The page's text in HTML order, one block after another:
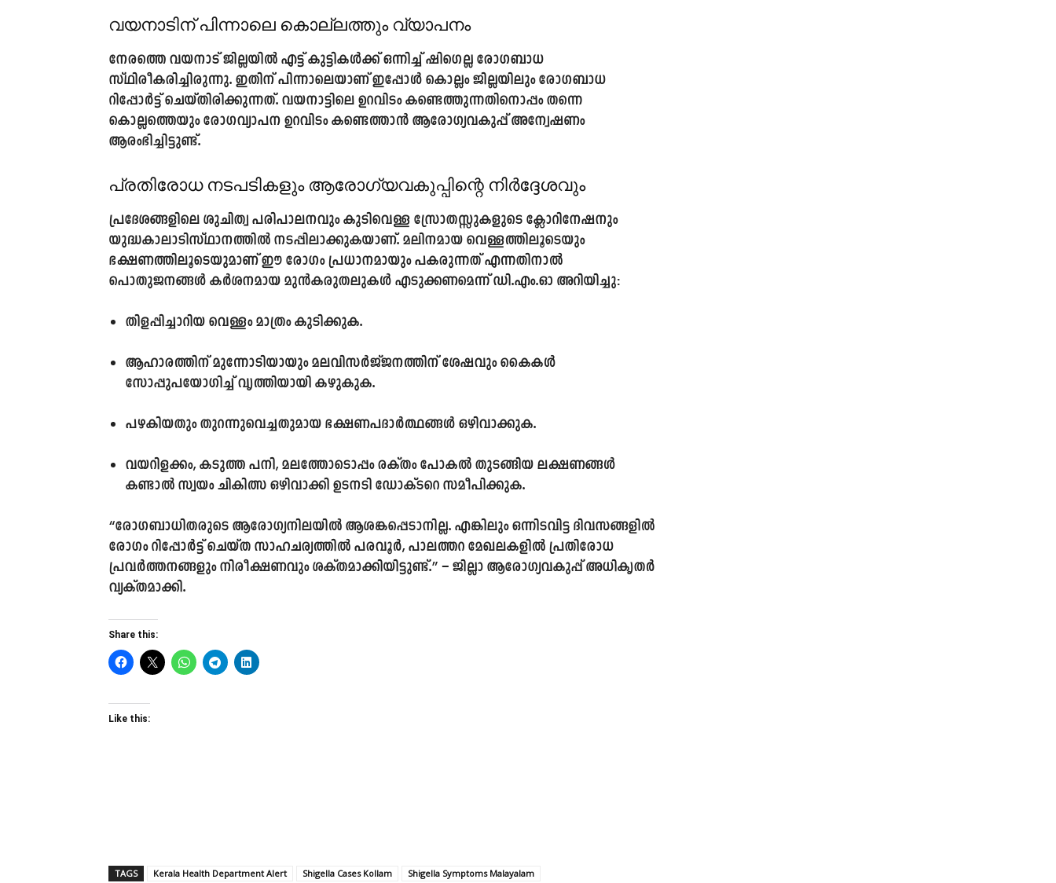
വയനാടിന് പിന്നാലെ കൊല്ലത്തും വ്യാപനം
നേരത്തെ വയനാട് ജില്ലയിൽ എട്ട് കുട്ടികൾക്ക് ഒന്നിച്ച് ഷിഗെല്ല രോഗബാധ
സ്ഥിരീകരിച്ചിരുന്നു. ഇതിന് പിന്നാലെയാണ് ഇപ്പോൾ കൊല്ലം ജില്ലയിലും രോഗബാധ
റിപ്പോർട്ട് ചെയ്തിരിക്കുന്നത്. വയനാട്ടിലെ ഉറവിടം കണ്ടെത്തുന്നതിനൊപ്പം തന്നെ
കൊല്ലത്തെയും രോഗവ്യാപന ഉറവിടം കണ്ടെത്താൻ ആരോഗ്യവകുപ്പ് അന്വേഷണം
ആരംഭിച്ചിട്ടുണ്ട്.
പ്രതിരോധ നടപടികളും ആരോഗ്യവകുപ്പിന്റെ നിർദ്ദേശവും
പ്രദേശങ്ങളിലെ ശുചിത്വ പരിപാലനവും കുടിവെള്ള സ്രോതസ്സുകളുടെ ക്ലോറിനേഷനും
യുദ്ധകാലാടിസ്ഥാനത്തിൽ നടപ്പിലാക്കുകയാണ്. മലിനമായ വെള്ളത്തിലൂടെയും
ഭക്ഷണത്തിലൂടെയുമാണ് ഈ രോഗം പ്രധാനമായും പകരുന്നത് എന്നതിനാൽ
പൊതുജനങ്ങൾ കർശനമായ മുൻകരുതലുകൾ എടുക്കണമെന്ന് ഡി.എം.ഓ അറിയിച്ചു:
തിളപ്പിച്ചാറിയ വെള്ളം മാത്രം കുടിക്കുക.
ആഹാരത്തിന് മുന്നോടിയായും മലവിസർജ്ജനത്തിന് ശേഷവും കൈകൾ
സോപ്പുപയോഗിച്ച് വൃത്തിയായി കഴുകുക.
പഴകിയതും തുറന്നുവെച്ചതുമായ ഭക്ഷണപദാർത്ഥങ്ങൾ ഒഴിവാക്കുക.
വയറിളക്കം, കടുത്ത പനി, മലത്തോടൊപ്പം രക്തം പോകൽ തുടങ്ങിയ ലക്ഷണങ്ങൾ
കണ്ടാൽ സ്വയം ചികിത്സ ഒഴിവാക്കി ഉടനടി ഡോക്ടറെ സമീപിക്കുക.
“രോഗബാധിതരുടെ ആരോഗ്യനിലയിൽ ആശങ്കപ്പെടാനില്ല. എങ്കിലും ഒന്നിടവിട്ട ദിവസങ്ങളിൽ
രോഗം റിപ്പോർട്ട് ചെയ്ത സാഹചര്യത്തിൽ പരവൂർ, പാലത്തറ മേഖലകളിൽ പ്രതിരോധ
പ്രവർത്തനങ്ങളും നിരീക്ഷണവും ശക്തമാക്കിയിട്ടുണ്ട്.” – ജില്ലാ ആരോഗ്യവകുപ്പ് അധികൃതർ
വ്യക്തമാക്കി.
Share this:
Like this:
TAGS Kerala Health Department Alert Shigella Cases Kollam Shigella Symptoms Malayalam